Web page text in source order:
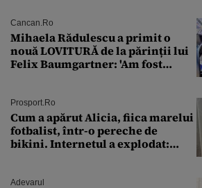
Cancan.ro
Mihaela Rădulescu a primit o
nouă LOVITURĂ de la părinții lui
Felix Baumgartner: 'Am fost
Prosport.ro
Cum a apărut Alicia, fiica marelui
fotbalist, într-o pereche de
bikini. Internetul a explodat:
Adevarul